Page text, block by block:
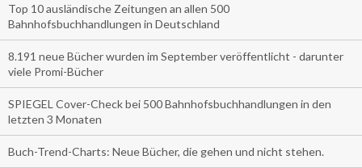
Top 10 ausländische Zeitungen an allen 500
Bahnhofsbuchhandlungen in Deutschland
8.191 neue Bücher wurden im September veröffentlicht - darunter
viele Promi-Bücher
SPIEGEL Cover-Check bei 500 Bahnhofsbuchhandlungen in den
letzten 3 Monaten
Buch-Trend-Charts: Neue Bücher, die gehen und nicht stehen.